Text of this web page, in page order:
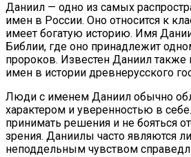
Даниил — одно из самых
имен в России. Оно относится к
имеет богатую историю. Имя
Библии, где оно принадлежит
пророков. Известен Даниил также
имен в истории древнерусского
Люди с именем Даниил обычно
характером и уверенностью в
принимать решения и не бояться
зрения. Даниилы часто являются
неподдельным чувством